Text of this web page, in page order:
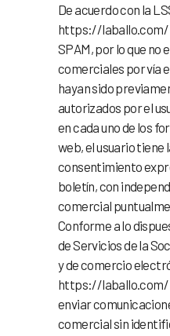
De acuerdo con la
https://laballo.com/
SPAM, por lo que no
comerciales por vía
hayan sido
autorizados por el
en cada uno de los
web, el usuario tiene
consentimiento
boletín, con
comercial
Conforme a lo
de Servicios de la
y de comercio
https://laballo.com/
enviar
comercial sin